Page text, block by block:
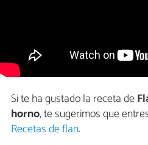
Si te ha gustado la receta de
horno, te sugerimos que
Recetas de flan.